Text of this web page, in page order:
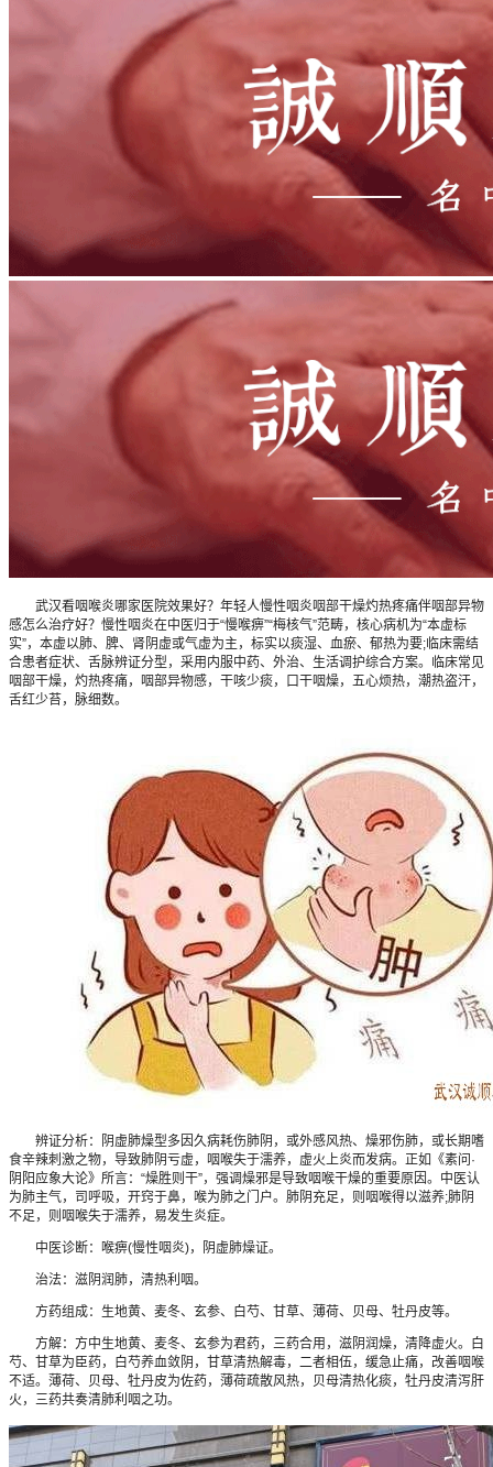
武汉看咽喉炎哪家医院效果好？年轻人慢性咽炎咽部干燥灼热疼痛伴咽部异物
感怎么治疗好？慢性咽炎在中医归于“慢喉痹”“梅核气”范畴，核心病机为“本虚标
实”，本虚以肺、脾、肾阴虚或气虚为主，标实以痰湿、血瘀、郁热为要;临床需结
合患者症状、舌脉辨证分型，采用内服中药、外治、生活调护综合方案。临床常见
咽部干燥，灼热疼痛，咽部异物感，干咳少痰，口干咽燥，五心烦热，潮热盗汗，
舌红少苔，脉细数。
辨证分析：阴虚肺燥型多因久病耗伤肺阴，或外感风热、燥邪伤肺，或长期嗜
食辛辣刺激之物，导致肺阴亏虚，咽喉失于濡养，虚火上炎而发病。正如《素问·
阴阳应象大论》所言：“燥胜则干”，强调燥邪是导致咽喉干燥的重要原因。中医认
为肺主气，司呼吸，开窍于鼻，喉为肺之门户。肺阴充足，则咽喉得以滋养;肺阴
不足，则咽喉失于濡养，易发生炎症。
中医诊断：喉痹(慢性咽炎)，阴虚肺燥证。
治法：滋阴润肺，清热利咽。
方药组成：生地黄、麦冬、玄参、白芍、甘草、薄荷、贝母、牡丹皮等。
方解：方中生地黄、麦冬、玄参为君药，三药合用，滋阴润燥，清降虚火。白
芍、甘草为臣药，白芍养血敛阴，甘草清热解毒，二者相伍，缓急止痛，改善咽喉
不适。薄荷、贝母、牡丹皮为佐药，薄荷疏散风热，贝母清热化痰，牡丹皮清泻肝
火，三药共奏清肺利咽之功。